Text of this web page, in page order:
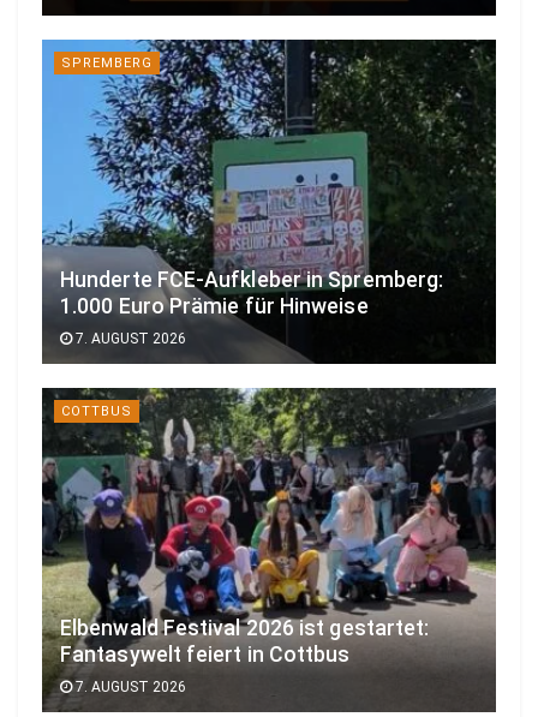
SPREMBERG
Hunderte FCE-Aufkleber in Spremberg:
1.000 Euro Prämie für Hinweise
7. AUGUST 2026
COTTBUS
Elbenwald Festival 2026 ist gestartet:
Fantasywelt feiert in Cottbus
7. AUGUST 2026